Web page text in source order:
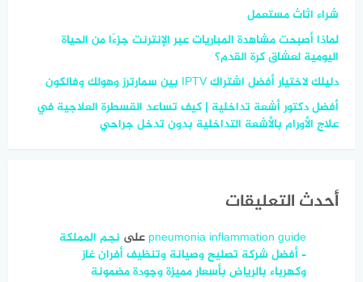
شراء اثاث مستعمل
لماذا أصبحت مشاهدة المباريات عبر الإنترنت جزءًا من الحياة
اليومية لعشاق كرة القدم؟
دليلك لاختيار أفضل اشتراك IPTV بين سمارترز وهولك وفالكون
أفضل دكتور أشعة تداخلية | كيف تساعد القسطرة العلاجية في
علاج الأورام بالأشعة التداخلية بدون تدخل جراحي
أحدث التعليقات
pneumonia inflammation guide على نجم المملكة
– أفضل شركة تصليح وصيانة وتنظيف أفران غاز
وكهرباء بالرياض بأسعار مميزة وجودة مضمونة